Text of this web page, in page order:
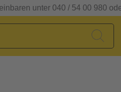
unter 040 / 54 00 980